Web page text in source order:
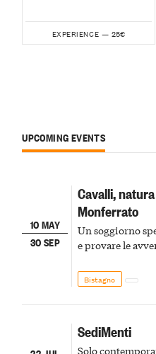
EXPERIENCE — 25€
UPCOMING EVENTS
10 MAY
30 SEP
Cavalli,
Monferrato
Un soggiorno
e provare le
Bistagno
SediMenti
Solo